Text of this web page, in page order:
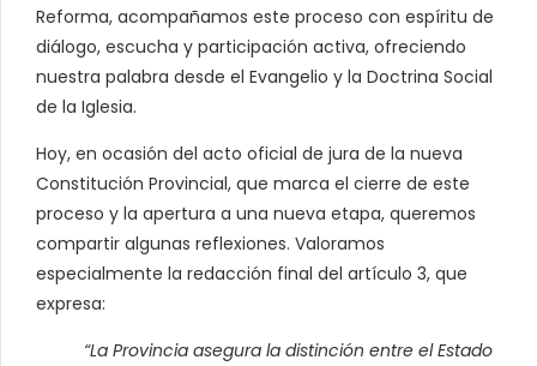
Reforma, acompañamos este proceso con espíritu de
diálogo, escucha y participación activa, ofreciendo
nuestra palabra desde el Evangelio y la Doctrina Social
de la Iglesia.
Hoy, en ocasión del acto oficial de jura de la nueva
Constitución Provincial, que marca el cierre de este
proceso y la apertura a una nueva etapa, queremos
compartir algunas reflexiones. Valoramos
especialmente la redacción final del artículo 3, que
expresa:
“La Provincia asegura la distinción entre el Estado